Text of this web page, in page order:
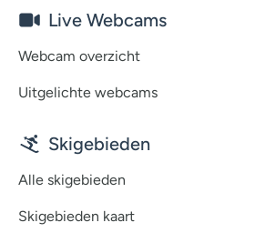
Live Webcams
Webcam overzicht
Uitgelichte webcams
Skigebieden
Alle skigebieden
Skigebieden kaart